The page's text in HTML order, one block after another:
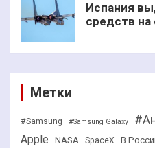
Испания
средств на
Метки
#Samsung #Samsung Galaxy
Apple NASA SpaceX В